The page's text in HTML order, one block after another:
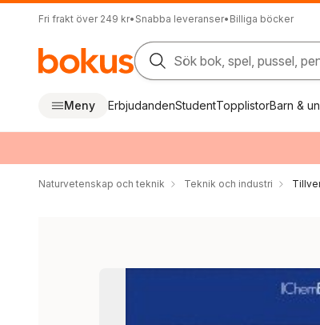
Fri frakt över 249 kr• Snabba leveranser• Billiga böcker
Sök bok, spel, pussel,
Meny ErbjudandenStudentTopplistorBarn &
Naturvetenskap och teknik Teknik och industri